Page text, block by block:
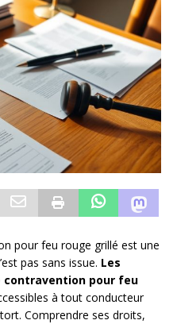
pour feu rouge grillé est une
pas sans issue. Les
contravention pour feu
à tout conducteur
Comprendre ses droits,